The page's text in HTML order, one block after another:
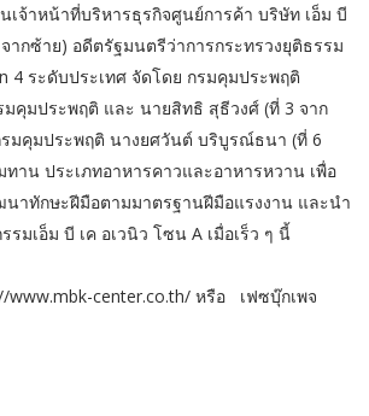
จ้าหน้าที่บริหารธุรกิจศูนย์การค้า บริษัท เอ็ม บี
ากซ้าย) อดีตรัฐมนตรีว่าการกระทรวงยุติธรรม
4 ระดับประเทศ จัดโดย กรมคุมประพฤติ
คุมประพฤติ และ นายสิทธิ สุธีวงศ์ (ที่ 3 จาก
มคุมประพฤติ นางยศวันต์ บริบูรณ์ธนา (ที่ 6
าน ประเภทอาหารคาวและอาหารหวาน เพื่อ
าทักษะฝีมือตามมาตรฐานฝีมือแรงงาน และนำ
เอ็ม บี เค อเวนิว โซน A เมื่อเร็ว ๆ นี้
www.mbk-center.co.th/ หรือ เฟซบุ๊กเพจ